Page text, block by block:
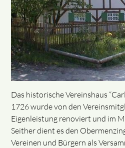
Das historische Vereinshaus
1726 wurde von den
Eigenleistung renoviert und im
Seither dient es den
Vereinen und Bürgern als